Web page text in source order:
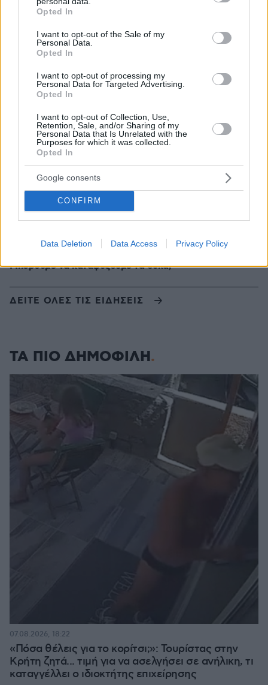
grant or deny consent to Google and its third-party tags to
use your data for below specified purposes in below Google
consent section.
Opted In
I want to opt-out of the Sale of my
Personal Data.
Opted In
I want to opt-out of processing my
Personal Data for Targeted Advertising.
Opted In
I want to opt-out of Collection, Use,
Retention, Sale, and/or Sharing of my
Personal Data that Is Unrelated with the
Purposes for which it was collected.
Opted In
Google consents
CONFIRM
Data Deletion Data Access Privacy Policy
κάτω από τον «Πλάτανο του Καραϊσκάκη»
Δεύτερη εβδομάδα κερδών στη Wall Street: Νέο ρεκόρ
για τον S&P 500
«Πόλεμος» Σάντσεθ - Μελόνι λόγω της Θέουτα: Η
Ισπανία επιβάλλει και αυτή έλεγχους στα σύνορα σε
Οι ΗΠΑ «βλέπουν» σύντομα μια συμφωνία για τα Στενά
του Ορμούζ, «υπάρχει πρόοδος μεταξύ Ιράν και Ομάν»
πριν 32 λεπτά
«Βγήκα χάλια!»: Γιατί δεν μας αρέσουμε στις
φωτογραφίες, ενώ οι άλλοι μάς βλέπουν όμορφους
πριν 36 λεπτά
Νέα Αγχίαλος: 66χρονος σάτυρος αυνανιζόταν
πριν 36 λεπτά
Μπορούμε να καταψύξουμε τα σύκα;
ΔΕΙΤΕ ΟΛΕΣ ΤΙΣ ΕΙΔΗΣΕΙΣ
ΤΑ ΠΙΟ ΔΗΜΟΦΙΛΗ
«Πόσα θέλεις για το κορίτσι;»: Τουρίστας στην
Κρήτη ζητά... τιμή για να ασελγήσει σε ανήλικη, τι
καταγγέλλει ο ιδιοκτήτης επιχείρησης
07.08.2026, 18:22